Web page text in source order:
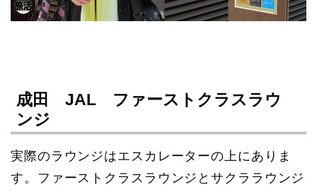
成田 JAL ファーストクラスラウ
ンジ
実際のラウンジはエスカレーターの上にありま
す。ファーストクラスラウンジとサクララウンジ